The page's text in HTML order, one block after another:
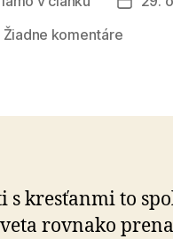
Žiadne komentárena
zastať
s kresťanmi to
rovnako